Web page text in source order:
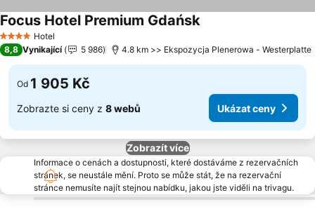
4 Počet hvězdiček
Hotel
Focus Hotel Premium GdańskUkázat ceny
8,8 Vynikající 5 986 4.8 km >> Ekspozycja Plenerowa - Westerplatte
Od 1 905 Kč
Zobrazte si ceny z 8 webů Ukázat ceny
Zobrazít více
Informace o cenách a dostupnosti, které dostáváme z rezervačních
stránek, se neustále mění. Proto se může stát, že na rezervační
stránce nemusíte najít stejnou nabídku, jakou jste viděli na trivagu.